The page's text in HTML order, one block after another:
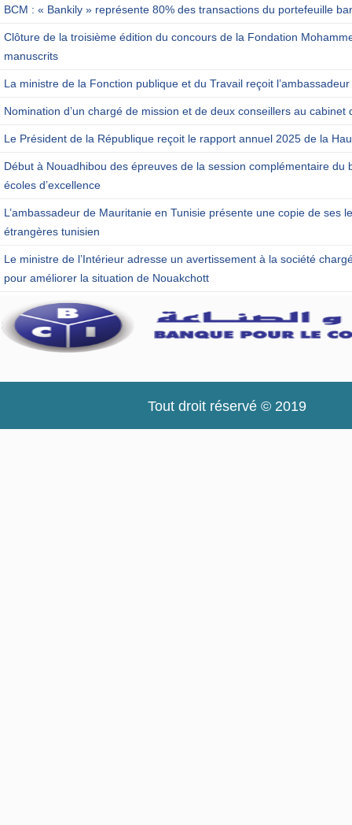
BCM : « Bankily » représente 80% des transactions du portefeuille
Clôture de la troisième édition du concours de la Fondation
manuscrits
La ministre de la Fonction publique et du Travail reçoit
Nomination d’un chargé de mission et de deux conseillers au cabinet
Le Président de la République reçoit le rapport annuel 2025 de la
Début à Nouadhibou des épreuves de la session complémentaire du
écoles d’excellence
L’ambassadeur de Mauritanie en Tunisie présente une copie de ses
étrangères tunisien
Le ministre de l’Intérieur adresse un avertissement à la société
pour améliorer la situation de Nouakchott
Tout droit réservé © 2019